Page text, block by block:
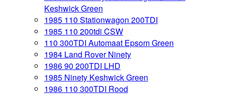
Keshwick Green
1985 110 Stationwagon 200TDI
1985 110 200tdi CSW
110 300TDI Automaat Epsom Green
1984 Land Rover Ninety
1986 90 200TDI LHD
1985 Ninety Keshwick Green
1986 110 300TDI Rood